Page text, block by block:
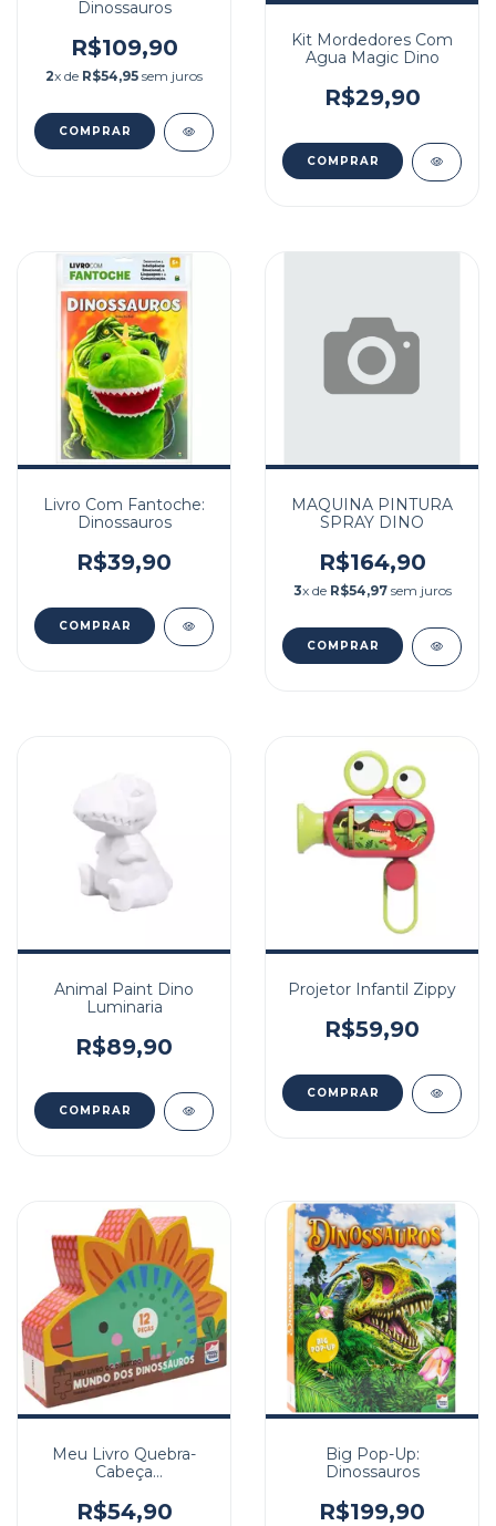
Dinossauros
R$109,90
2x de R$54,95 sem juros
Kit Mordedores Com
Agua Magic Dino
R$29,90
Livro Com Fantoche:
Dinossauros
R$39,90
MAQUINA PINTURA
SPRAY DINO
R$164,90
3x de R$54,97sem juros
Animal Paint Dino
Luminaria
R$89,90
Projetor Infantil Zippy
R$59,90
Meu Livro Quebra-
Cabeça
Dinossauros
R$54,90
Big Pop-Up:
Dinossauros
R$199,90